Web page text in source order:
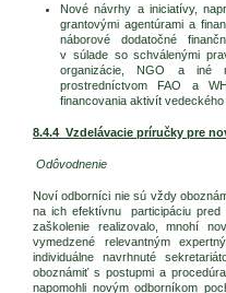
Nové návrhy a iniciatívy,
grantovými agentúrami a
náborové dodatočné
v súlade so schválenými
organizácie, NGO a iné
prostredníctvom FAO a
financovania aktivít vedeckého
8.4.4 Vzdelávacie príručky pre
Odôvodnenie
Noví odborníci nie sú vždy
na ich efektívnu participáciu
zaškolenie realizovalo, mnohí
vymedzené relevantným
individuálne navrhnuté
oboznámiť s postupmi a
napomohli novým odborníkom